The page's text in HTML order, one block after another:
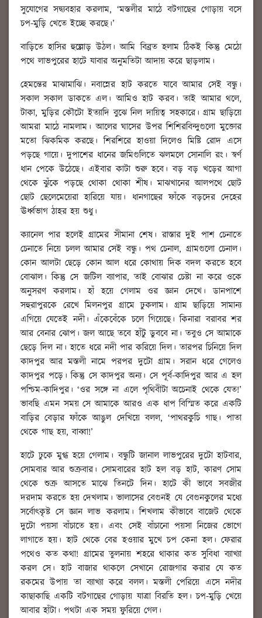
সুযোগের সদ্ব্যবহার করলাম, ‘মস্তলীর মাঠে বটগাছের গোড়ায় বসে
চপ-মুড়ি খেতে ইচ্ছে করছে।’
বাড়িতে হাসির হুল্লোড় উঠল। আমি বিব্রত হলাম ঠিকই কিন্তু মেঠো
পথে লাভপুরের হাটে যাবার অনুমতিটা আদায় করে ছাড়লাম।
হেমন্তের মাঝামাঝি। নবান্নের হাট করতে যাবে আমার সেই বন্ধু।
সকাল সকাল ডাকতে এল। আমিও হাট করব। তাই আমার থলে,
টাকা, মুড়ির কৌটো ইত্যাদি বুঝে নিল দায়িত্ব সহকারে। গ্রাম ছাড়িয়ে
আমরা মাঠে নামলাম। আলের ঘাসের উপর শিশিরবিন্দুগুলো মুক্তোর
মতো ঝিকমিক করছে। শিরশিরে হাওয়া দিলেও মিষ্টি রোদ এসে
পড়ছে গায়ে। দুপাশের ধানের জমিগুলিতে ঝলমলে সোনালি রং। স্বর্ণ
ধান পেকে উঠেছে। এইবার কাটা শুরু হবে। বড় বড় খড়ের আগা
থেকে ঝুঁকে পড়ছে থোকা থোকা শীষ। মাঝখানের আলপথে ছোট
ছোট ছেলেমেয়েরা হারিয়ে যায়। ধানগাছের ফাঁকে বড়দের দেহের
ঊর্ধ্বভাগ ঠাহর হয় শুধু।
ক্যানেল পার হলেই গ্রামের সীমানা শেষ। রাস্তার দুই পাশ চেনাতে
চেনাতে নিয়ে চলল আমার সেই বন্ধু। পথ চেনাল, গ্রামগুলো চেনাল।
কোন আলটা ছেড়ে কোন আল ধরে কোথায় দিক বদল করতে হবে
বোঝাল। কিন্তু সে জটিল ব্যাপার, তাই বোঝার চেষ্টা না করে ওকে
অনুসরণ করলাম। হাঁ হয়ে গেলাম ওর জ্ঞান দেখে। ডানপাশে
সহুরাপুরকে রেখে মিলনপুর গ্রামে ঢুকলাম। গ্রাম ছাড়িয়ে সামান্য
এগিয়ে যেতেই নদী। এঁকেবেঁকে চলে গিয়েছে। কিনারা বরাবর শর
আর বেনার ঝোপ। জল আছে তবে হাঁটু ডুববে না। তবুও সে আমাকে
ছেড়ে দিল না। হাতে ধরে নদী পার করিয়ে দিল। তারপর চিনিয়ে দিল
কাদপুর আর মস্তলী নামে পরপর দুটো গ্রাম। সরান ধরে গেলেও
কাদপুর পড়ে। কিন্তু সে কাদপুর অন্য। সে পূর্ব-কাদিপুর আর এ হল
পশ্চিম-কাদিপুর। ‘ওর সঙ্গে না এলে পৃথিবীটা অচেনাই থেকে যেত!’
ভাবছি এমন সময় সে আমাকে আরও এক ধাপ বিস্মিত করে একটি
বাড়ির বেড়ার ফাঁকে আঙুল দেখিয়ে বলল, ‘পাথরকুচি গাছ। পাতা
থেকে গাছ হয়, বাব্বা!’
হাটে ঢুকে মুগ্ধ হয়ে গেলাম। বন্ধুটি জানাল লাভপুরের দুটো হাটবার,
সোমবার আর শুক্রবার। সোমবারের হাট হল বড় হাট, কারণ সোম
থেকে শুক্র আসতে মাঝে তিনটে দিন। হাটে কী ভাবে সবজীর
দরদাম করতে হয় দেখলাম। ভালাসের বেগুনই যে বেগুনকুলের মধ্যে
সর্বোৎকৃষ্ট সে জ্ঞান লাভ করলাম। শিখলাম কীভাবে বাজেট থেকে
দুটো পয়সা বাঁচাতে হয়। এবং সেই বাঁচানো পয়সা নিজের ভোগে
লাগাতে হয়। হাট থেকে বের হওয়ার মুখে চপ কেনা হল। ফেরার
পথেও কত কথা! গ্রামের তুলনায় শহরে থাকার কত সুবিধা ব্যাখ্যা
করল সে। হাট বাজার থাকলে সেখানে রোজগার করার যে কত
রকমের উপায় তা ব্যাখ্যা করে বলল। মস্তলী পেরিয়ে এসে নদীর
কাছাকাছি একটি বটগাছের গোড়ায় যাত্রা বিরতি হল। চপ-মুড়ি খেয়ে
আবার হাঁটা। পথটা এক সময় ফুরিয়ে গেল।